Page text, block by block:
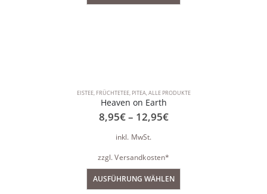
EISTEE, FRÜCHTETEE, PITEA,ALLE PRODUKTE
Heaven on Earth
8,95€– 12,95€
inkl. MwSt.
zzgl.Versandkosten*
AUSFÜHRUNG WÄHLEN